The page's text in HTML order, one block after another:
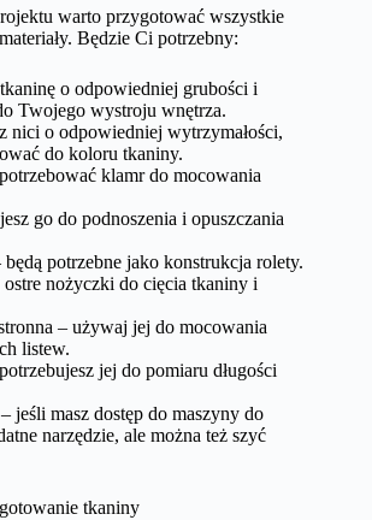
warto przygotować wszystkie
Będzie Ci potrzebny:
o odpowiedniej grubości i
Twojego wystroju wnętrza.
nici o odpowiedniej wytrzymałości,
do koloru tkaniny.
klamr do mocowania
go do podnoszenia i opuszczania
potrzebne jako konstrukcja rolety.
nożyczki do cięcia tkaniny i
– używaj jej do mocowania
listew.
jej do pomiaru długości
jeśli masz dostęp do maszyny do
narzędzie, ale można też szyć
tkaniny